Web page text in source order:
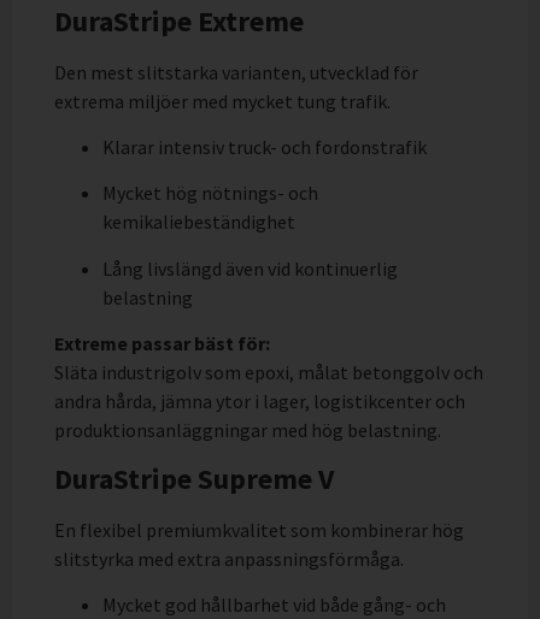
DuraStripe Extreme
Den mest slitstarka varianten, utvecklad för
extrema miljöer med mycket tung trafik.
Klarar intensiv truck- och fordonstrafik
Mycket hög nötnings- och
kemikaliebeständighet
Lång livslängd även vid kontinuerlig
belastning
Extreme passar bäst för:
Släta industrigolv som epoxi, målat betonggolv och
andra hårda, jämna ytor i lager, logistikcenter och
produktionsanläggningar med hög belastning.
DuraStripe Supreme V
En flexibel premiumkvalitet som kombinerar hög
slitstyrka med extra anpassningsförmåga.
Mycket god hållbarhet vid både gång- och